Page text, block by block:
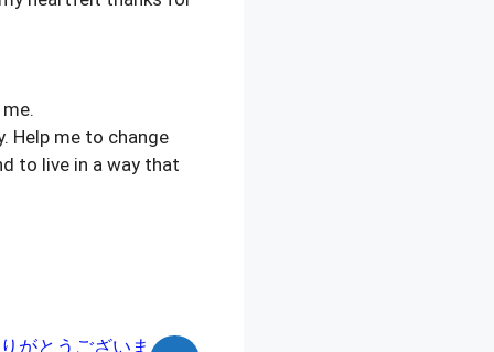
Help me to change
to live in a way that
がとうございま